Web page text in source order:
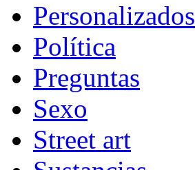
Personalizados
Política
Preguntas
Sexo
Street art